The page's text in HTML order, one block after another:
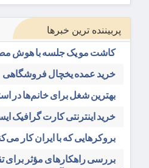
پربیننده ترین خبرها
کاشت مو یک جلسه با هوش
خرید عمده یخچال فروشگاهی
بهترین شغل برای خانم‌ها در
خرید اینترنتی کارت گرافیک
بروکرهایی‌ که با ایران کار
بررسی راهکارهای مؤثر برای